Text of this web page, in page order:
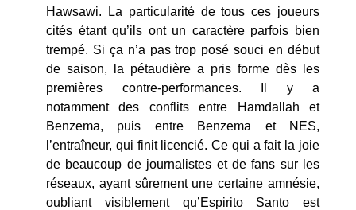
Hawsawi. La particularité de tous ces joueurs
cités étant qu’ils ont un caractère parfois bien
trempé. Si ça n’a pas trop posé souci en début
de saison, la pétaudière a pris forme dès les
premières contre-performances. Il y a
notamment des conflits entre Hamdallah et
Benzema, puis entre Benzema et NES,
l’entraîneur, qui finit licencié. Ce qui a fait la joie
de beaucoup de journalistes et de fans sur les
réseaux, ayant sûrement une certaine amnésie,
oubliant visiblement qu’Espirito Santo est